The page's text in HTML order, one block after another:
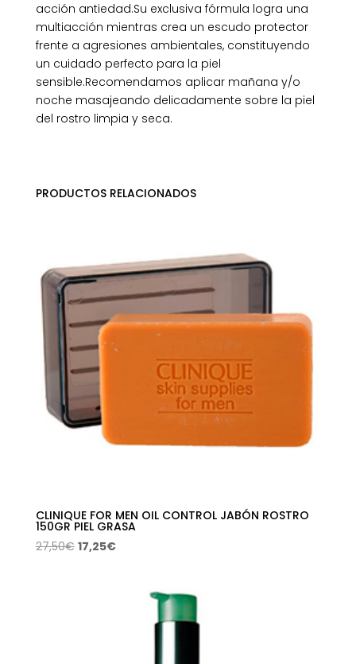
acción antiedad.Su exclusiva fórmula logra una
multiacción mientras crea un escudo protector
frente a agresiones ambientales, constituyendo
un cuidado perfecto para la piel
sensible.Recomendamos aplicar mañana y/o
noche masajeando delicadamente sobre la piel
del rostro limpia y seca.
PRODUCTOS RELACIONADOS
CLINIQUE FOR MEN OIL CONTROL JABÓN ROSTRO
150GR PIEL GRASA
27,50€ El
17,25€El